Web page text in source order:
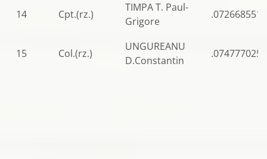
14 Cpt.(rz.)
TIMPA T. Paul-
Grigore
.0726685511
15 Col.(rz.)
UNGUREANU
D.Constantin
.0747770253